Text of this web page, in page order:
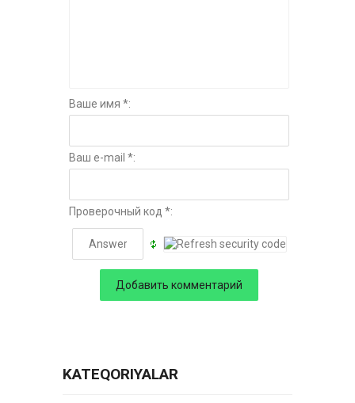
Ваше имя *:
Ваш e-mail *:
Проверочный код *:
KATEQORIYALAR